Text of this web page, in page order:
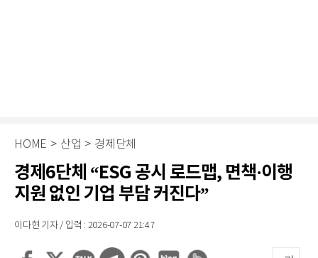
HOME > 산업 > 경제단체
경제6단체 “ESG 공시 로드맵, 면책·이행
지원 없인 기업 부담 커진다”
이다현 기자 / 입력 : 2026-07-07 21:47